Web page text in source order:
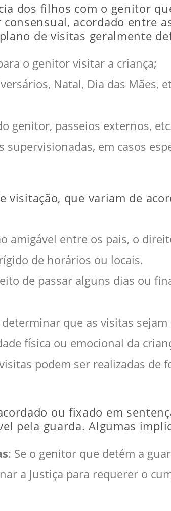
dos filhos com o genitor
consensual, acordado entre
de visitas geralmente
o genitor visitar a criança;
Natal, Dia das Mães,
genitor, passeios externos,
em casos
que variam de
amigável entre os pais, o
de horários ou locais.
de passar alguns dias ou
que as visitas
física ou emocional da
podem ser realizadas de
ou fixado em
pela guarda. Algumas
: Se o genitor que detém a
a Justiça para requerer o